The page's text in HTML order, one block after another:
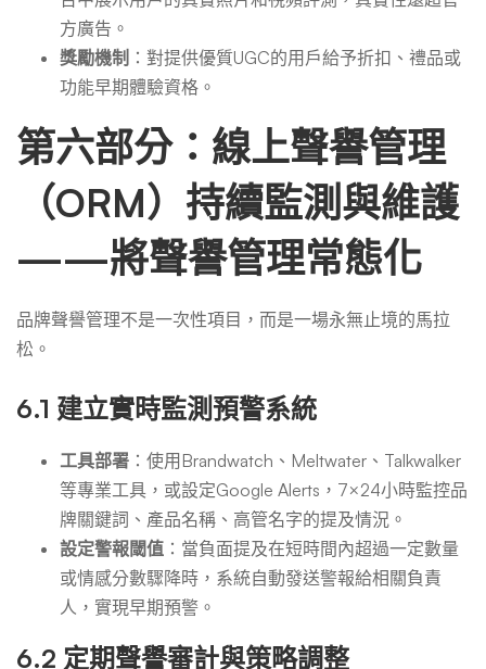
方廣告。
獎勵機制 ：對提供優質UGC的用戶給予折扣、禮品或
功能早期體驗資格。
第六部分：線上聲譽管理
（ORM）持續監測與維護
——將聲譽管理常態化
品牌聲譽管理不是一次性項目，而是一場永無止境的馬拉
松。
6.1 建立實時監測預警系統
工具部署 ：使用Brandwatch、Meltwater、Talkwalker
等專業工具，或設定Google Alerts，7×24小時監控品
牌關鍵詞、產品名稱、高管名字的提及情況。
設定警報閾值 ：當負面提及在短時間內超過一定數量
或情感分數驟降時，系統自動發送警報給相關負責
人，實現早期預警。
6.2 定期聲譽審計與策略調整